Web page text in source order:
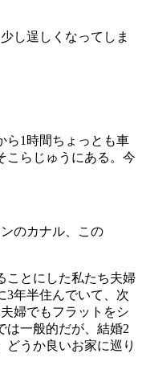
し逞しくなってしま
ら1時間ちょっとも車
こらじゅうにある。今
のカナル、この
ことにした私たち夫婦
3年半住んでいて、次
婦でもフラットをシ
は一般的だが、結婚2
どうか良いお家に巡り